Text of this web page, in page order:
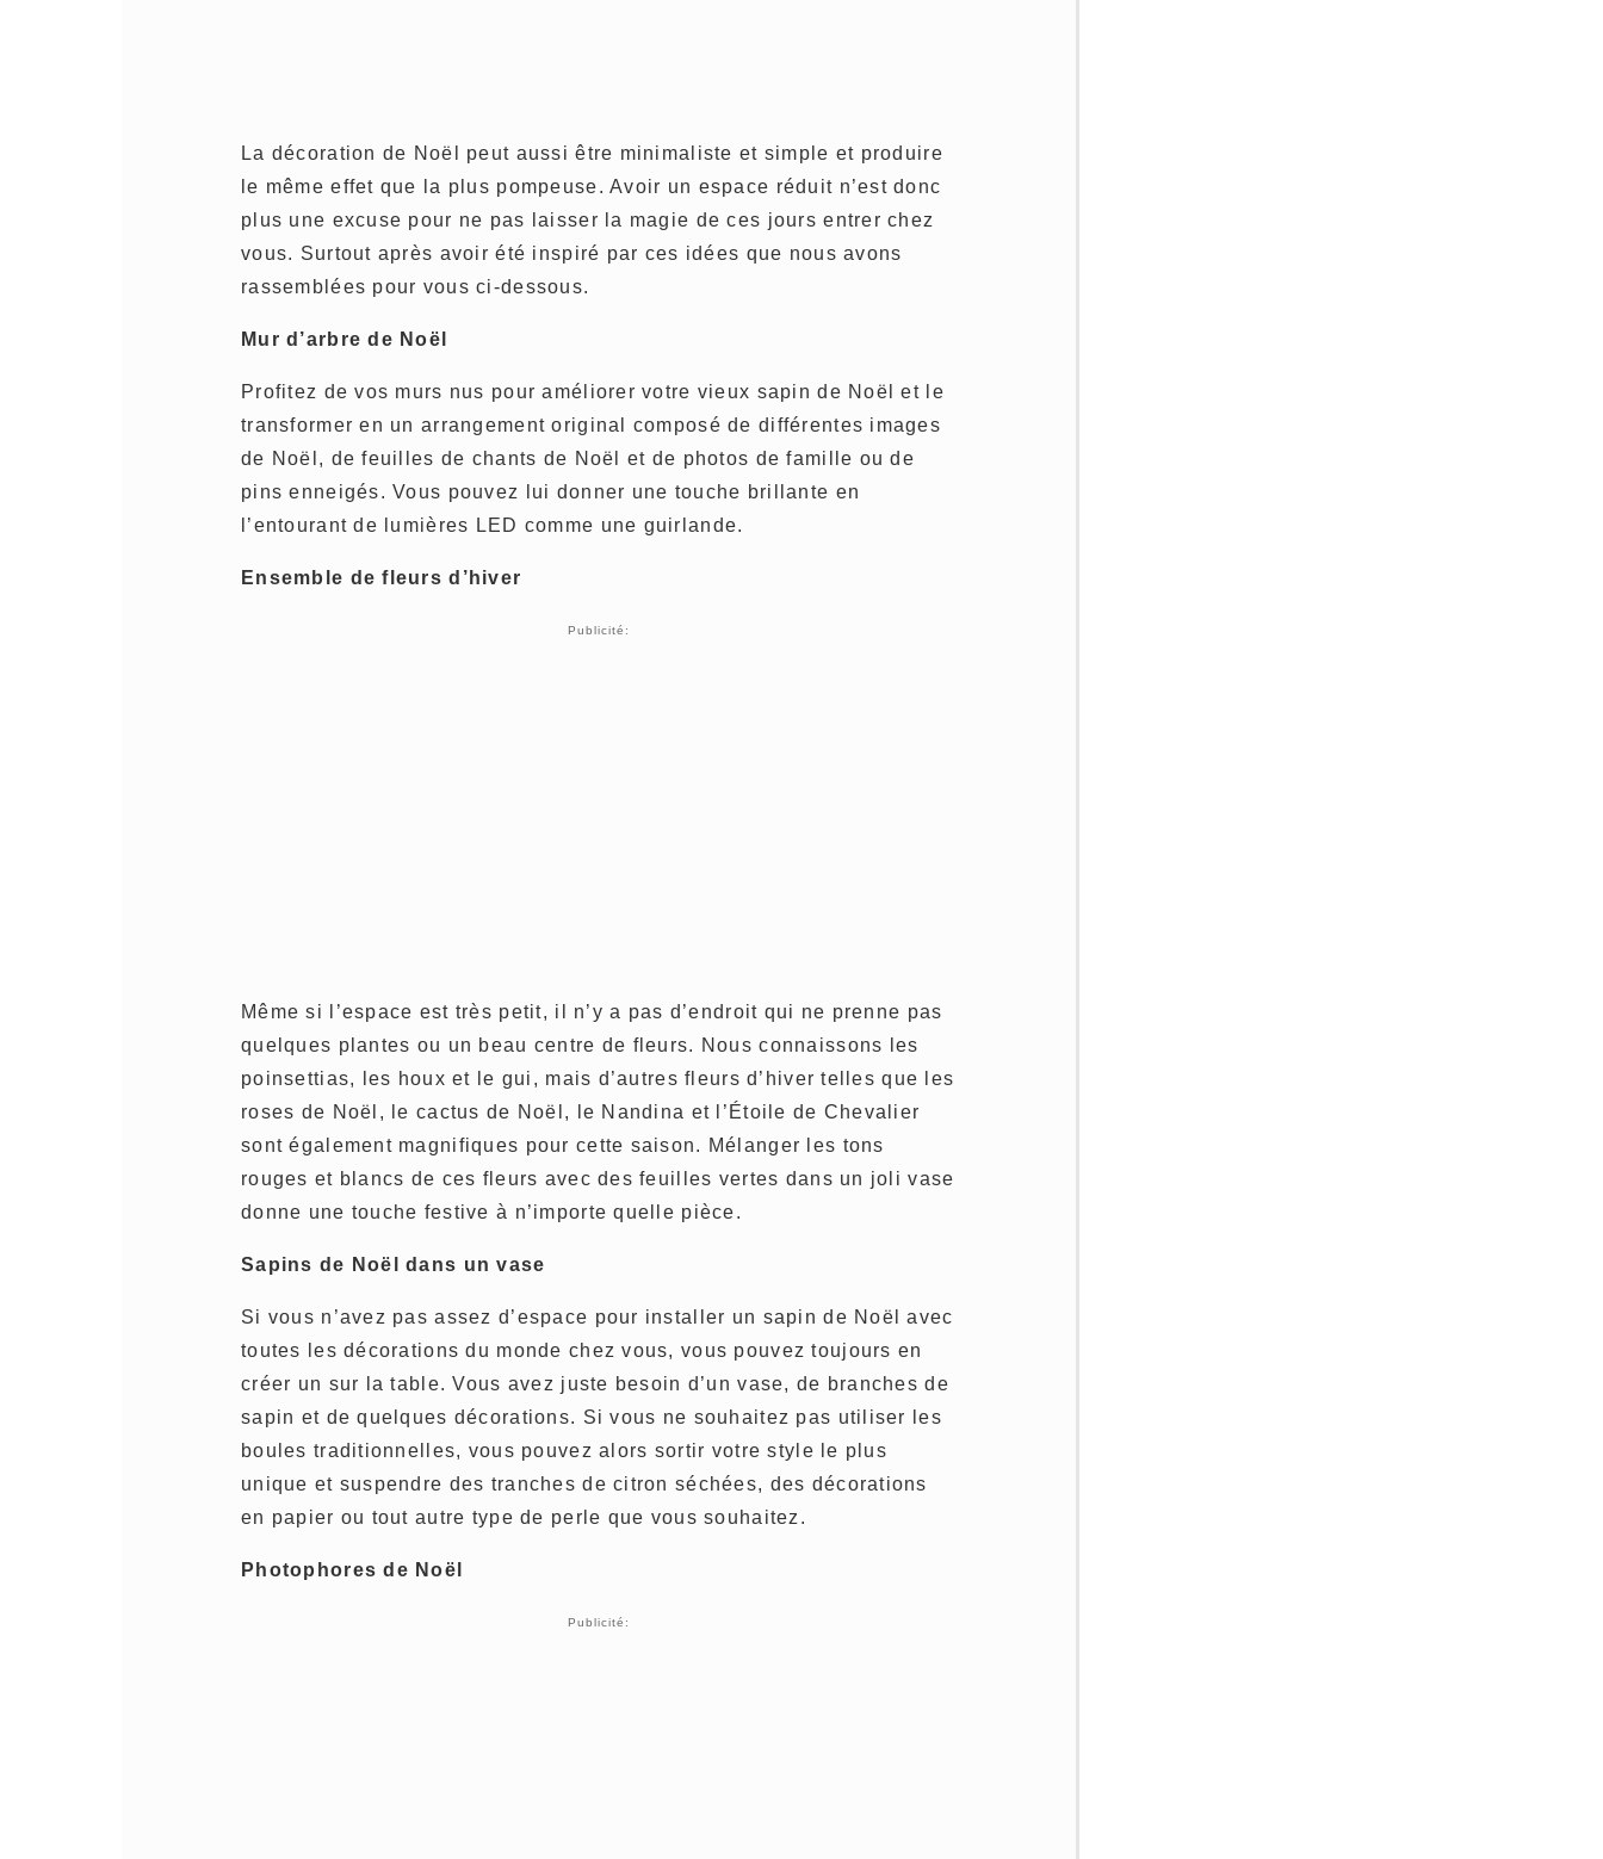
La décoration de Noël peut aussi être minimaliste et simple et produire
le même effet que la plus pompeuse. Avoir un espace réduit n’est donc
plus une excuse pour ne pas laisser la magie de ces jours entrer chez
vous. Surtout après avoir été inspiré par ces idées que nous avons
rassemblées pour vous ci-dessous.
Mur d’arbre de Noël
Profitez de vos murs nus pour améliorer votre vieux sapin de Noël et le
transformer en un arrangement original composé de différentes images
de Noël, de feuilles de chants de Noël et de photos de famille ou de
pins enneigés. Vous pouvez lui donner une touche brillante en
l’entourant de lumières LED comme une guirlande.
Ensemble de fleurs d’hiver
Publicité:
Même si l’espace est très petit, il n’y a pas d’endroit qui ne prenne pas
quelques plantes ou un beau centre de fleurs. Nous connaissons les
poinsettias, les houx et le gui, mais d’autres fleurs d’hiver telles que les
roses de Noël, le cactus de Noël, le Nandina et l’Étoile de Chevalier
sont également magnifiques pour cette saison. Mélanger les tons
rouges et blancs de ces fleurs avec des feuilles vertes dans un joli vase
donne une touche festive à n’importe quelle pièce.
Sapins de Noël dans un vase
Si vous n’avez pas assez d’espace pour installer un sapin de Noël avec
toutes les décorations du monde chez vous, vous pouvez toujours en
créer un sur la table. Vous avez juste besoin d’un vase, de branches de
sapin et de quelques décorations. Si vous ne souhaitez pas utiliser les
boules traditionnelles, vous pouvez alors sortir votre style le plus
unique et suspendre des tranches de citron séchées, des décorations
en papier ou tout autre type de perle que vous souhaitez.
Photophores de Noël
Publicité: